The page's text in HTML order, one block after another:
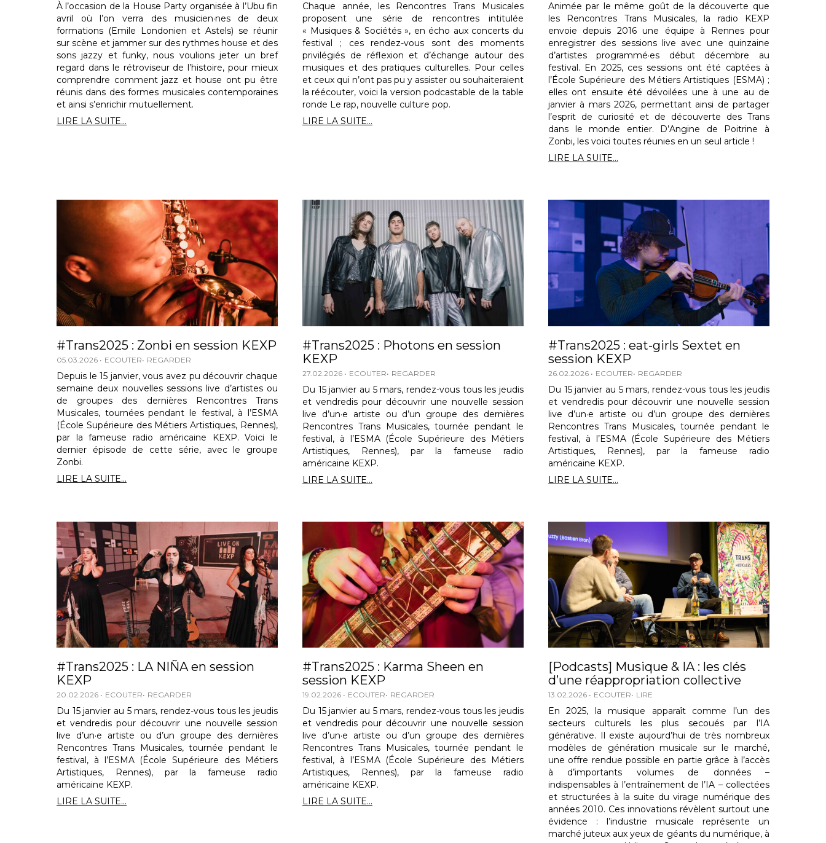
À l’occasion de la House Party organisée à l’Ubu fin
avril où l’on verra des musicien·nes de deux
formations (Emile Londonien et Astels) se réunir
sur scène et jammer sur des rythmes house et des
sons jazzy et funky, nous voulions jeter un bref
regard dans le rétroviseur de l’histoire, pour mieux
comprendre comment jazz et house ont pu être
réunis dans des formes musicales contemporaines
et ainsi s’enrichir mutuellement.
LIRE LA SUITE...
Chaque année, les Rencontres Trans Musicales
proposent une série de rencontres intitulée
« Musiques & Sociétés », en écho aux concerts du
festival ; ces rendez-vous sont des moments
privilégiés de réflexion et d’échange autour des
musiques et des pratiques culturelles. Pour celles
et ceux qui n’ont pas pu y assister ou souhaiteraient
la réécouter, voici la version podcastable de la table
ronde Le rap, nouvelle culture pop.
LIRE LA SUITE...
Animée par le même goût de la découverte que
les Rencontres Trans Musicales, la radio KEXP
envoie depuis 2016 une équipe à Rennes pour
enregistrer des sessions live avec une quinzaine
d’artistes programmé·es début décembre au
festival. En 2025, ces sessions ont été captées à
l’École Supérieure des Métiers Artistiques (ESMA) ;
elles ont ensuite été dévoilées une à une au de
janvier à mars 2026, permettant ainsi de partager
l’esprit de curiosité et de découverte des Trans
dans le monde entier. D’Angine de Poitrine à
Zonbi, les voici toutes réunies en un seul article !
LIRE LA SUITE...
#Trans2025 : Zonbi en session KEXP
05.03.2026 ECOUTER REGARDER
Depuis le 15 janvier, vous avez pu découvrir chaque
semaine deux nouvelles sessions live d’artistes ou
de groupes des dernières Rencontres Trans
Musicales, tournées pendant le festival, à l’ESMA
(École Supérieure des Métiers Artistiques, Rennes),
par la fameuse radio américaine KEXP. Voici le
dernier épisode de cette série, avec le groupe
Zonbi.
LIRE LA SUITE...
#Trans2025 : Photons en session
KEXP
27.02.2026 ECOUTER REGARDER
Du 15 janvier au 5 mars, rendez-vous tous les jeudis
et vendredis pour découvrir une nouvelle session
live d’un·e artiste ou d’un groupe des dernières
Rencontres Trans Musicales, tournée pendant le
festival, à l’ESMA (École Supérieure des Métiers
Artistiques, Rennes), par la fameuse radio
américaine KEXP.
LIRE LA SUITE...
#Trans2025 : eat-girls Sextet en
session KEXP
26.02.2026 ECOUTER REGARDER
Du 15 janvier au 5 mars, rendez-vous tous les jeudis
et vendredis pour découvrir une nouvelle session
live d’un·e artiste ou d’un groupe des dernières
Rencontres Trans Musicales, tournée pendant le
festival, à l’ESMA (École Supérieure des Métiers
Artistiques, Rennes), par la fameuse radio
américaine KEXP.
LIRE LA SUITE...
#Trans2025 : LA NIÑA en session
KEXP
20.02.2026 ECOUTER REGARDER
Du 15 janvier au 5 mars, rendez-vous tous les jeudis
et vendredis pour découvrir une nouvelle session
live d’un·e artiste ou d’un groupe des dernières
Rencontres Trans Musicales, tournée pendant le
festival, à l’ESMA (École Supérieure des Métiers
Artistiques, Rennes), par la fameuse radio
américaine KEXP.
LIRE LA SUITE...
#Trans2025 : Karma Sheen en
session KEXP
19.02.2026 ECOUTER REGARDER
Du 15 janvier au 5 mars, rendez-vous tous les jeudis
et vendredis pour découvrir une nouvelle session
live d’un·e artiste ou d’un groupe des dernières
Rencontres Trans Musicales, tournée pendant le
festival, à l’ESMA (École Supérieure des Métiers
Artistiques, Rennes), par la fameuse radio
américaine KEXP.
LIRE LA SUITE...
[Podcasts] Musique & IA : les clés
d’une réappropriation collective
13.02.2026 ECOUTER LIRE
En 2025, la musique apparaît comme l’un des
secteurs culturels les plus secoués par l’IA
générative. Il existe aujourd’hui de très nombreux
modèles de génération musicale sur le marché,
une offre rendue possible en partie grâce à l’accès
à d’importants volumes de données –
indispensables à l’entraînement de l’IA – collectées
et structurées à la suite du virage numérique des
années 2010. Ces innovations révèlent surtout une
évidence : l’industrie musicale représente un
marché juteux aux yeux de géants du numérique, à